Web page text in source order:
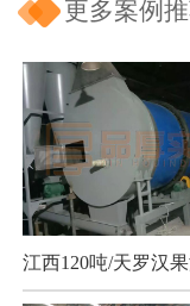
更多案例
江西120吨/天罗汉